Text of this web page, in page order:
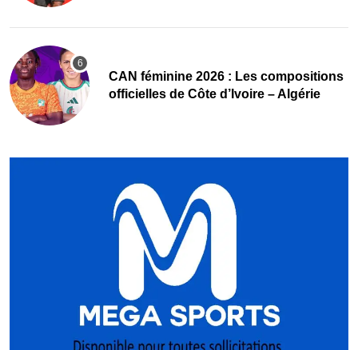
‎CAN féminine 2026 : Les compositions
officielles de Côte d’Ivoire – Algérie